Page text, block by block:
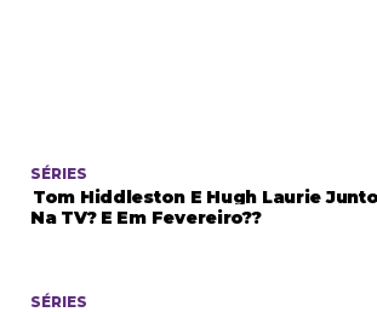
SÉRIES
Tom Hiddleston E Hugh Laurie
Na TV? E Em Fevereiro??
SÉRIES